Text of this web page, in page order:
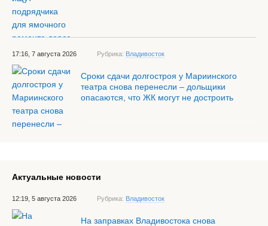
17:16, 7 августа 2026 Рубрика: Владивосток
Сроки сдачи долгостроя у Мариинского
театра снова перенесли – дольщики
опасаются, что ЖК могут не достроить
Актуальные новости
12:19, 5 августа 2026 Рубрика: Владивосток
На заправках Владивостока снова